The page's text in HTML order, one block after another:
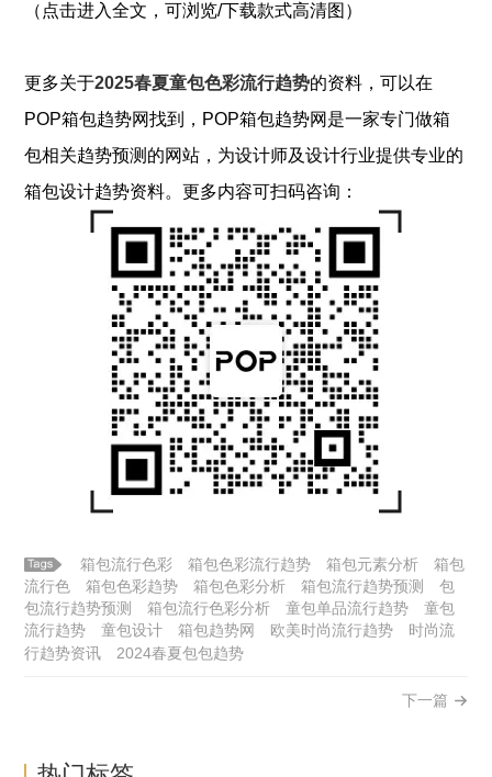
（点击进入全文，可浏览/下载款式高清图）
更多关于2025春夏童包色彩流行趋势的资料，可以在
POP箱包趋势网找到，POP箱包趋势网是一家专门做箱
包相关趋势预测的网站，为设计师及设计行业提供专业的
箱包设计趋势资料。更多内容可扫码咨询：
箱包流行色彩 箱包色彩流行趋势 箱包元素分析
箱包
流行色
箱包色彩趋势 箱包色彩分析 箱包流行趋势预测
包
包流行趋势预测
箱包流行色彩分析 童包单品流行趋势
童包
流行趋势
童包设计 箱包趋势网 欧美时尚流行趋势
时尚流
行趋势资讯
2024春夏包包趋势
下一篇